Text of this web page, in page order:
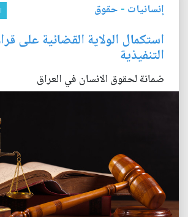
إنسانيات - حقوق
استكمال الولاية القضائية على
التنفيذية
ضمانة لحقوق الانسان في العراق